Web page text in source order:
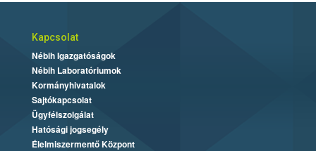
Kapcsolat
Nébih Igazgatóságok
Nébih Laboratóriumok
Kormányhivatalok
Sajtókapcsolat
Ügyfélszolgálat
Hatósági jogsegély
Élelmiszermentő Központ